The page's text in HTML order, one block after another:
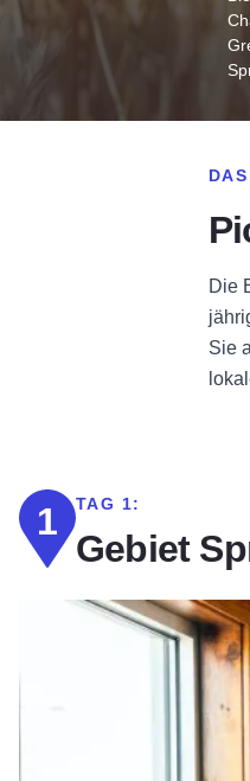
Die
Sie
1 TAG 1:
Gebiet